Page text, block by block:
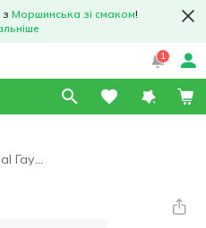
Моршинська зі смаком!
1
Сир Beemster Royaal Гауда 4 місяці витримки 48%